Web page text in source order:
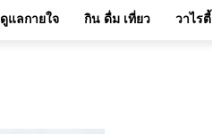
ดูแลกายใจ กิน ดื่ม เที่ยว วาไรตี้